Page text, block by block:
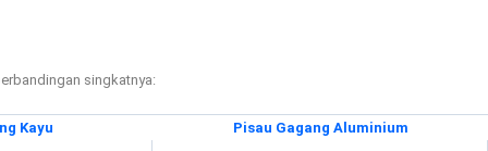
singkatnya:
Kayu Pisau Gagang Aluminium